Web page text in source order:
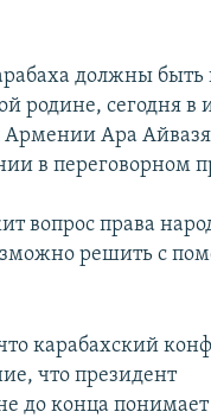
должны быть
родине, сегодня в
Ара
в переговорном
вопрос права
решить с
карабахский
что президент
до конца понимает